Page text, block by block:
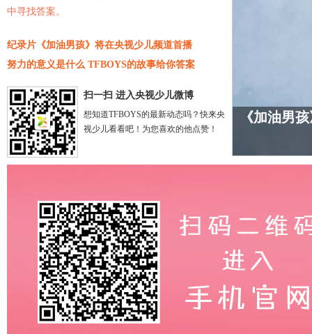
中寻找答案。
纪录片《加油男孩》将在央视少儿频道首播
努力的意义是什么 TFBOYS的故事给你答案
扫一扫 进入央视少儿微博
想知道TFBOYS的最新动态吗？快来央
视少儿看看吧！为您喜欢的他点赞！
“六一”晚